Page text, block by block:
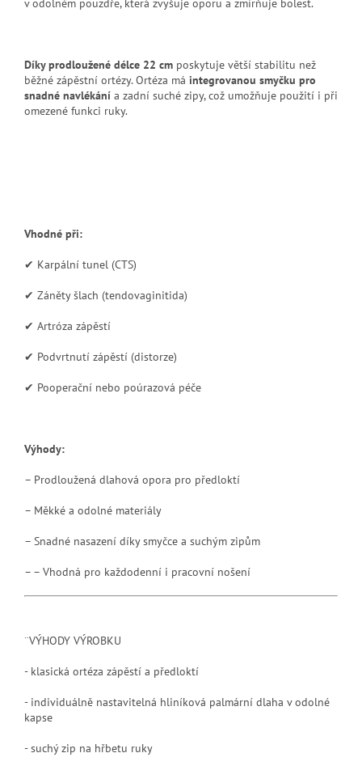
v odolném pouzdře, která zvyšuje oporu a zmírňuje bolest.
Díky prodloužené délce 22 cm poskytuje větší stabilitu než
běžné zápěstní ortézy. Ortéza má integrovanou smyčku pro
snadné navlékání a zadní suché zipy, což umožňuje použití i při
omezené funkci ruky.
Vhodné při:
✔ Karpální tunel (CTS)
✔ Záněty šlach (tendovaginitida)
✔ Artróza zápěstí
✔ Podvrtnutí zápěstí (distorze)
✔ Pooperační nebo poúrazová péče
Výhody:
– Prodloužená dlahová opora pro předloktí
– Měkké a odolné materiály
– Snadné nasazení díky smyčce a suchým zipům
– – Vhodná pro každodenní i pracovní nošení
¨VÝHODY VÝROBKU
- klasická ortéza zápěstí a předloktí
- individuálně nastavitelná hliníková palmární dlaha v odolné
kapse
- suchý zip na hřbetu ruky